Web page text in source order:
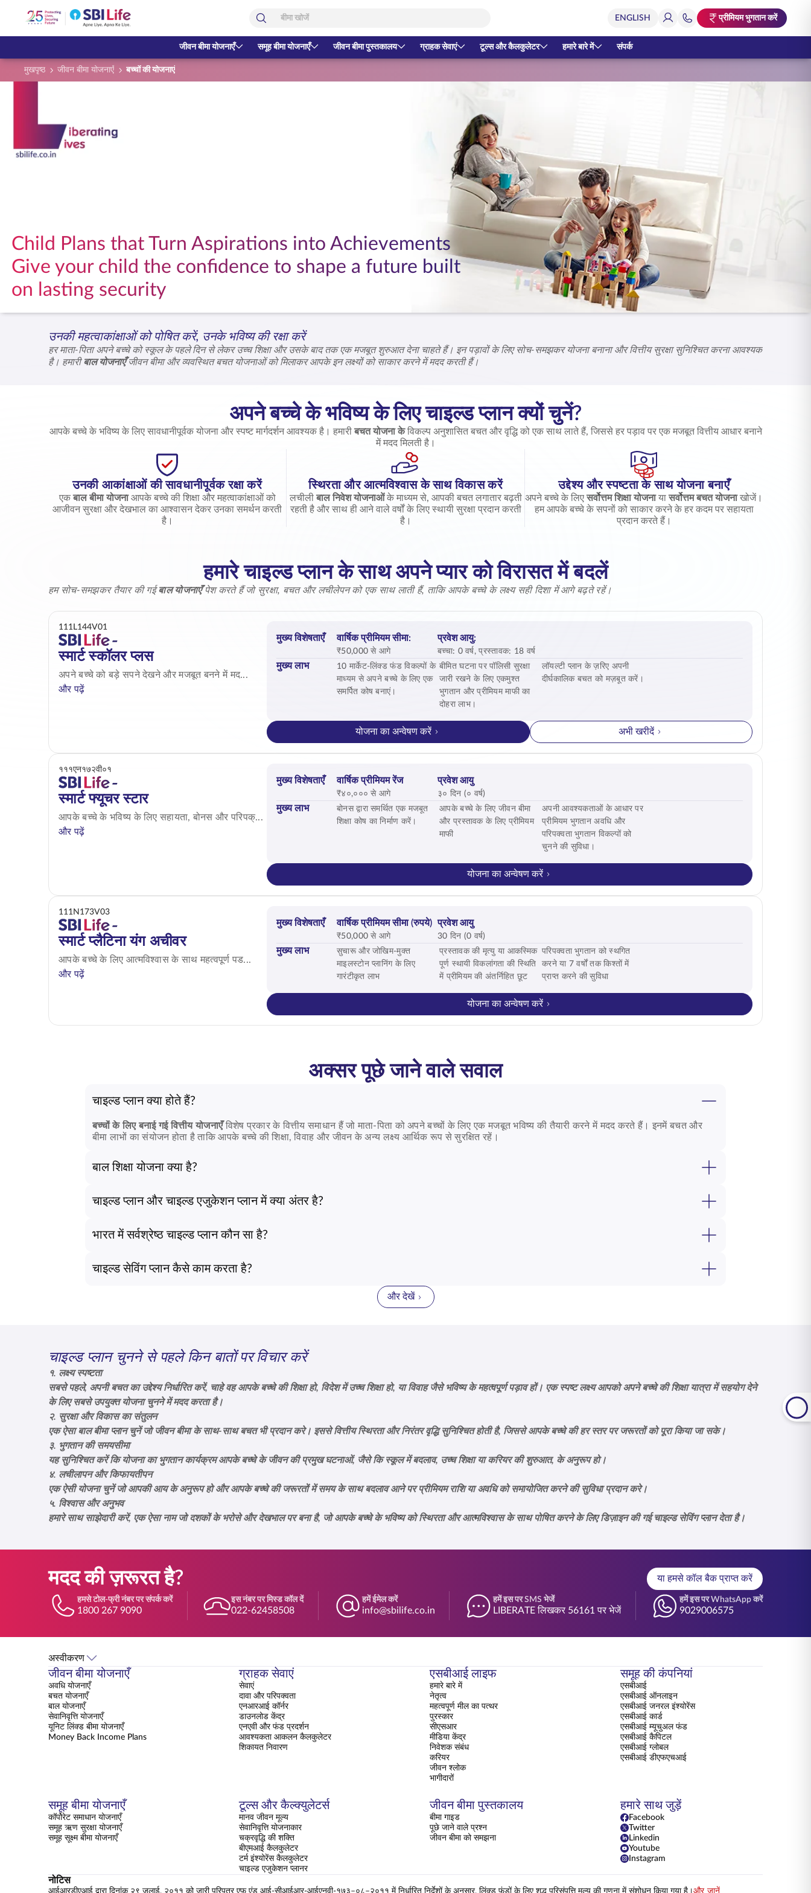
प्रीमियम भुगतान करें
जीवन बीमा योजनाएँ समूह बीमा योजनाएँ जीवन बीमा पुस्तकालय ग्राहक सेवाएं टूल्स और कैलकुलेटर हमारे बारे में संपर्क
मुखपृष्ठ जीवन बीमा योजनाएँ बच्चों की योजनाएं
Child Plans that Turn Aspirations into Achievements
Give your child the confidence to shape a future built
on lasting security
उनकी महत्वाकांक्षाओं को पोषित करें, उनके भविष्य की रक्षा करें
हर माता-पिता अपने बच्चे को स्कूल के पहले दिन से लेकर उच्च शिक्षा और उसके बाद तक एक मजबूत शुरुआत देना चाहते हैं। इन पड़ावों के लिए सोच-समझकर योजना बनाना और वित्तीय सुरक्षा सुनिश्चित करना आवश्यक
है। हमारीबाल योजनाएँजीवन बीमा और व्यवस्थित बचत योजनाओं को मिलाकर आपके इन लक्ष्यों को साकार करने में मदद करती हैं।
अपने बच्चे के भविष्य के लिए चाइल्ड प्लान क्यों चुनें?
आपके बच्चे के भविष्य के लिए सावधानीपूर्वक योजना और स्पष्ट मार्गदर्शन आवश्यक है। हमारीबचत योजना केविकल्प अनुशासित बचत और वृद्धि को एक साथ लाते हैं, जिससे हर पड़ाव पर एक मजबूत वित्तीय आधार बनाने
में मदद मिलती है।
उनकी आकांक्षाओं की सावधानीपूर्वक रक्षा करें
एकबाल बीमा योजनाआपके बच्चे की शिक्षा और महत्वाकांक्षाओं को
आजीवन सुरक्षा और देखभाल का आश्वासन देकर उनका समर्थन करती
है।
स्थिरता और आत्मविश्वास के साथ विकास करें
लचीलीबाल निवेश योजनाओंके माध्यम से, आपकी बचत लगातार बढ़ती
रहती है और साथ ही आने वाले वर्षों के लिए स्थायी सुरक्षा प्रदान करती
है।
उद्देश्य और स्पष्टता के साथ योजना बनाएँ
अपने बच्चे के लिएसर्वोत्तम शिक्षा योजनायासर्वोत्तम बचत योजनाखोजें।
हम आपके बच्चे के सपनों को साकार करने के हर कदम पर सहायता
प्रदान करते हैं।
हमारे चाइल्ड प्लान के साथ अपने प्यार को विरासत में बदलें
हम सोच-समझकर तैयार की गईबाल योजनाएँपेश करते हैं जो सुरक्षा, बचत और लचीलेपन को एक साथ लाती हैं, ताकि आपके बच्चे के लक्ष्य सही दिशा में आगे बढ़ते रहें।
111L144V01
स्मार्ट स्कॉलर प्लस
अपने बच्चे को बड़े सपने देखने और मजबूत बनने में मद...
और पढ़ें
मुख्य विशेषताएँ वार्षिक प्रीमियम सीमा:
₹50,000 से आगे
प्रवेश आयु:
बच्चा: 0 वर्ष, प्रस्तावक: 18 वर्ष
मुख्य लाभ
10 मार्केट-लिंक्ड फंड विकल्पों के
माध्यम से अपने बच्चे के लिए एक
समर्पित कोष बनाएं।
बीमित घटना पर पॉलिसी सुरक्षा
जारी रखने के लिए एकमुश्त
भुगतान और प्रीमियम माफी का
दोहरा लाभ।
लॉयल्टी प्लान के ज़रिए अपनी
दीर्घकालिक बचत को मज़बूत करें।
योजना का अन्वेषण करें अभी खरीदें
१११एन१७२वी०१
स्मार्ट फ्यूचर स्टार
आपके बच्चे के भविष्य के लिए सहायता, बोनस और परिपक्...
और पढ़ें
मुख्य विशेषताएँ वार्षिक प्रीमियम रेंज
₹४०,००० से आगे
प्रवेश आयु
३० दिन (० वर्ष)
मुख्य लाभ
बोनस द्वारा समर्थित एक मजबूत
शिक्षा कोष का निर्माण करें।
आपके बच्चे के लिए जीवन बीमा
और प्रस्तावक के लिए प्रीमियम
माफी
अपनी आवश्यकताओं के आधार पर
प्रीमियम भुगतान अवधि और
परिपक्वता भुगतान विकल्पों को
चुनने की सुविधा।
योजना का अन्वेषण करें
111N173V03
स्मार्ट प्लैटिना यंग अचीवर
आपके बच्चे के लिए आत्मविश्वास के साथ महत्वपूर्ण पड...
और पढ़ें
मुख्य विशेषताएँ वार्षिक प्रीमियम सीमा (रुपये)
₹50,000 से आगे
प्रवेश आयु
30 दिन (0 वर्ष)
मुख्य लाभ
सुचारू और जोखिम-मुक्त
माइलस्टोन प्लानिंग के लिए
गारंटीकृत लाभ
प्रस्तावक की मृत्यु या आकस्मिक
पूर्ण स्थायी विकलांगता की स्थिति
में प्रीमियम की अंतर्निहित छूट
परिपक्वता भुगतान को स्थगित
करने या 7 वर्षों तक किश्तों में
प्राप्त करने की सुविधा
योजना का अन्वेषण करें
अक्सर पूछे जाने वाले सवाल
चाइल्ड प्लान क्या होते हैं?
बच्चों के लिए बनाई गई वित्तीय योजनाएँविशेष प्रकार के वित्तीय समाधान हैं जो माता-पिता को अपने बच्चों के लिए एक मजबूत भविष्य की तैयारी करने में मदद करते हैं। इनमें बचत और
बीमा लाभों का संयोजन होता है ताकि आपके बच्चे की शिक्षा, विवाह और जीवन के अन्य लक्ष्य आर्थिक रूप से सुरक्षित रहें।
बाल शिक्षा योजना क्या है?
ताकि स्कूल, कॉलेज या विशेष अध्ययन के लिए सबसे अधिक आवश्यकता पड़ने पर धनराशि उपलब्ध हो सके। चुनी गई योजना के आधार पर, यह गारंटीकृत भुगतान या बाजार-आधारित
रिटर्न प्रदान कर सकती है, जिससे यह सुनिश्चित होता है कि आपके बच्चे की आकांक्षाओं को हमेशा विश्वास के साथ समर्थन मिले।
चाइल्ड प्लान और चाइल्ड एजुकेशन प्लान में क्या अंतर है?
भारत में सर्वश्रेष्ठ चाइल्ड प्लान कौन सा है?
का संतुलन होना चाहिए, साथ ही यह आपके बजट और प्राथमिकताओं के अनुरूप भी होना चाहिए। गारंटीशुदा लाभ, प्रीमियम छूट के विकल्प और लचीली भुगतान संरचना जैसी सुविधाओं
पर ध्यान दें। सबसे महत्वपूर्ण बात यह है कि हमारे जैसे भरोसेमंद बीमाकर्ता को चुनें, जो स्थिरता, पारदर्शिता और परिवारों को निरंतर सहायता प्रदान करने के लिए जाना जाता है।
चाइल्ड सेविंग प्लान कैसे काम करता है?
आपको चुनी हुई अवधि में नियमित रूप से छोटी-छोटी रकम बचाने में मदद करती है और परिपक्वता पर एकमुश्त राशि का भुगतान प्रदान करती है। यह किसी भी अप्रिय
और देखें
चाइल्ड प्लान चुनने से पहले किन बातों पर विचार करें
१. लक्ष्य स्पष्टता
सबसे पहले, अपनी बचत का उद्देश्य निर्धारित करें, चाहे वह आपके बच्चे की शिक्षा हो, विदेश में उच्च शिक्षा हो, या विवाह जैसे भविष्य के महत्वपूर्ण पड़ाव हों। एक स्पष्ट लक्ष्य आपको अपने बच्चे की शिक्षा यात्रा में सहयोग देने
के लिए सबसे उपयुक्त योजना चुनने में मदद करता है।
२. सुरक्षा और विकास का संतुलन
एक ऐसाबाल बीमा प्लानचुनें जो जीवन बीमा के साथ-साथ बचत भी प्रदान करे। इससे वित्तीय स्थिरता और निरंतर वृद्धि सुनिश्चित होती है, जिससे आपके बच्चे की हर स्तर पर जरूरतों को पूरा किया जा सके।
३. भुगतान की समयसीमा
यह सुनिश्चित करें कि योजना का भुगतान कार्यक्रम आपके बच्चे के जीवन की प्रमुख घटनाओं, जैसे कि स्कूल में बदलाव, उच्च शिक्षा या करियर की शुरुआत, के अनुरूप हो।
४. लचीलापन और किफायतीपन
एक ऐसी योजना चुनें जो आपकी आय के अनुरूप हो और आपके बच्चे की जरूरतों में समय के साथ बदलाव आने पर प्रीमियम राशि या अवधि को समायोजित करने की सुविधा प्रदान करे।
५. विश्वास और अनुभव
हमारे साथ साझेदारी करें, एक ऐसा नाम जो दशकों के भरोसे और देखभाल पर बना है, जो आपके बच्चे के भविष्य को स्थिरता और आत्मविश्वास के साथ पोषित करने के लिए डिज़ाइन की गई चाइल्ड सेविंग प्लान देता है।
मदद की ज़रूरत है? या हमसे कॉल बैक प्राप्त करें
हमसे टोल-फ्री नंबर पर संपर्क करें
1800 267 9090
इस नंबर पर मिस्ड कॉल दें
022-62458508
हमें ईमेल करें
info@sbilife.co.in
हमें इस पर SMS भेजें
LIBERATE लिखकर 56161 पर भेजें
हमें इस पर WhatsApp करें
9029006575
अस्वीकरण
जीवन बीमा योजनाएँ
अवधि योजनाएँ
बचत योजनाएँ
बाल योजनाएँ
सेवानिवृत्ति योजनाएँ
यूनिट लिंक्ड बीमा योजनाएँ
Money Back Income Plans
ग्राहक सेवाएं
सेवाएं
दावा और परिपक्वता
एनआरआई कॉर्नर
डाउनलोड केंद्र
एनएवी और फंड प्रदर्शन
आवश्यकता आकलन कैलकुलेटर
शिकायत निवारण
एसबीआई लाइफ
हमारे बारे में
नेतृत्व
महत्वपूर्ण मील का पत्थर
पुरस्कार
सीएसआर
मीडिया केंद्र
निवेशक संबंध
करियर
जीवन श्लोक
भागीदारों
समूह की कंपनियां
एसबीआई
एसबीआई ऑनलाइन
एसबीआई जनरल इंश्योरेंस
एसबीआई कार्ड
एसबीआई म्यूचुअल फंड
एसबीआई कैपिटल
एसबीआई ग्लोबल
एसबीआई डीएफएचआई
समूह बीमा योजनाएँ
कॉर्पोरेट समाधान योजनाएँ
समूह ऋण सुरक्षा योजनाएँ
समूह सूक्ष्म बीमा योजनाएँ
टूल्स और कैल्क्युलेटर्स
मानव जीवन मूल्य
सेवानिवृत्ति योजनाकार
चक्रवृद्धि की शक्ति
बीएमआई कैलकुलेटर
टर्म इंश्योरेंस कैलकुलेटर
चाइल्ड एजुकेशन प्लानर
जीवन बीमा पुस्तकालय
बीमा गाइड
पूछे जाने वाले प्रश्न
जीवन बीमा को समझना
हमारे साथ जुड़ें
Facebook
Twitter
Linkedin
Youtube
Instagram
नोटिस
आईआरडीएआई द्वारा दिनांक २९ जुलाई, २०११ को जारी परिपत्र एफ एंड आई-सीआईआर-आईएनवी-१७३–०८–२०११ में निर्धारित निर्देशों के अनुसार, लिंक्ड फंडों के लिए शुद्ध परिसंपत्ति मूल्य की गणना में संशोधन किया गया है।और जानें